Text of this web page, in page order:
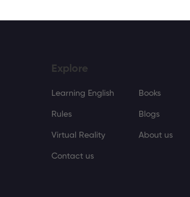
Explore
Learning English Books
Rules Blogs
Virtual Reality About us
Contact us